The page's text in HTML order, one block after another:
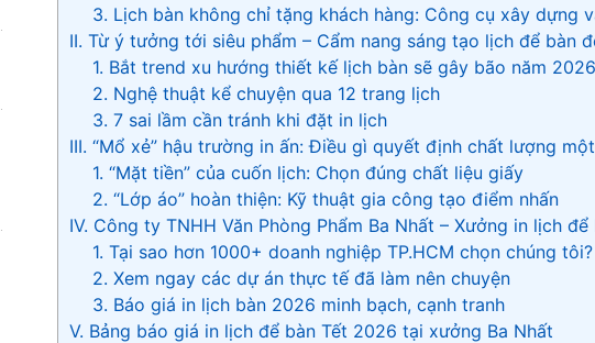
3. Lịch bàn không chỉ tặng khách hàng: Công cụ xây dựng
II. Từ ý tưởng tới siêu phẩm – Cẩm nang sáng tạo lịch để bàn
1. Bắt trend xu hướng thiết kế lịch bàn sẽ gây bão năm 2026
2. Nghệ thuật kể chuyện qua 12 trang lịch
3. 7 sai lầm cần tránh khi đặt in lịch
III. “Mổ xẻ” hậu trường in ấn: Điều gì quyết định chất lượng
1. “Mặt tiền” của cuốn lịch: Chọn đúng chất liệu giấy
2. “Lớp áo” hoàn thiện: Kỹ thuật gia công tạo điểm nhấn
IV. Công ty TNHH Văn Phòng Phẩm Ba Nhất – Xưởng in lịch
1. Tại sao hơn 1000+ doanh nghiệp TP.HCM chọn chúng tôi?
2. Xem ngay các dự án thực tế đã làm nên chuyện
3. Báo giá in lịch bàn 2026 minh bạch, cạnh tranh
V. Bảng báo giá in lịch để bàn Tết 2026 tại xưởng Ba Nhất